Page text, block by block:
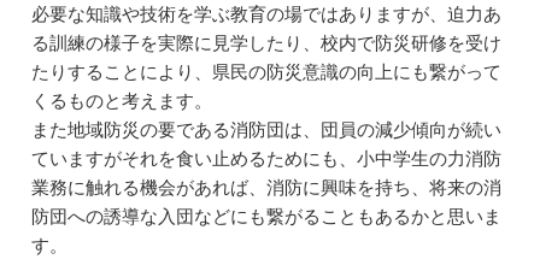
必要な知識や技術を学ぶ教育の場ではありますが、迫力あ
る訓練の様子を実際に見学したり、校内で防災研修を受け
たりすることにより、県民の防災意識の向上にも繋がって
くるものと考えます。
また地域防災の要である消防団は、団員の減少傾向が続い
ていますがそれを食い止めるためにも、小中学生の力消防
業務に触れる機会があれば、消防に興味を持ち、将来の消
防団への誘導な入団などにも繋がることもあるかと思いま
す。